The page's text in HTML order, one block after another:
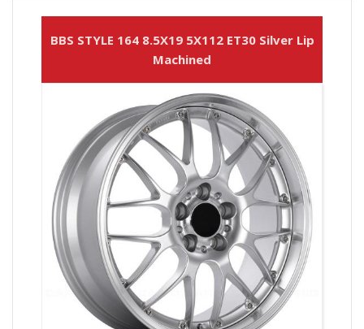
BBS STYLE 164 8.5X19 5X112 ET30 Silver Lip
Machined